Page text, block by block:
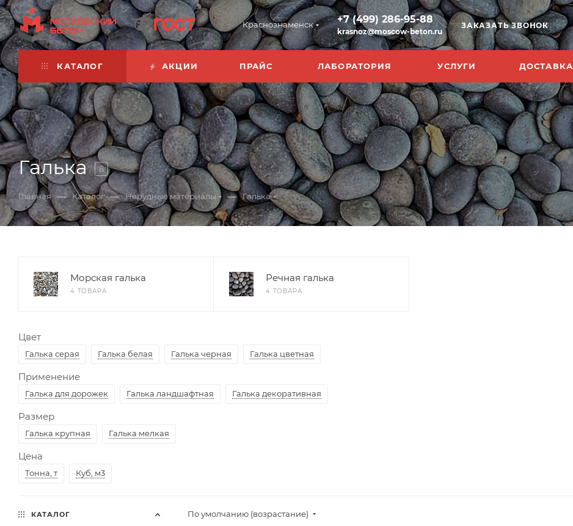
Краснознаменск +7 (499) 286-95-88
krasnoz@moscow-beton.ru
ЗАКАЗАТЬ ЗВОНОК
КАТАЛОГ АКЦИИ ПРАЙС ЛАБОРАТОРИЯ УСЛУГИ ДОСТАВКА
Галька 8
Главная — Каталог — Нерудные материалы — Галька
Морская галька
4 ТОВАРА
Речная галька
4 ТОВАРА
Цвет
Галька серая Галька белая Галька черная Галька цветная
Применение
Галька для дорожек Галька ландшафтная Галька декоративная
Размер
Галька крупная Галька мелкая
Цена
Тонна, т Куб, м3
По умолчанию (возрастание)
КАТАЛОГ